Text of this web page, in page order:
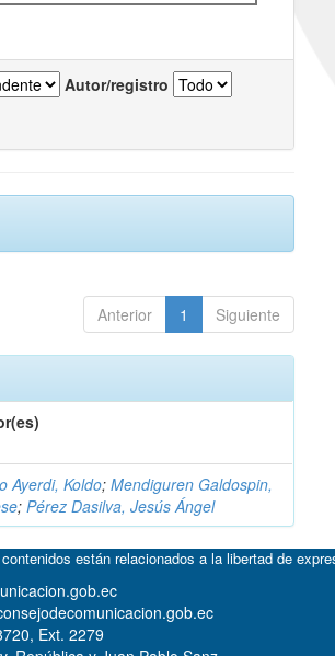
Autor/registro
Anterior 1 Siguiente
Ayerdi, Koldo;Mendiguren Galdospin,
;Pérez Dasilva, Jesús Ángel
están relacionados a la libertad de
Ext. 2279